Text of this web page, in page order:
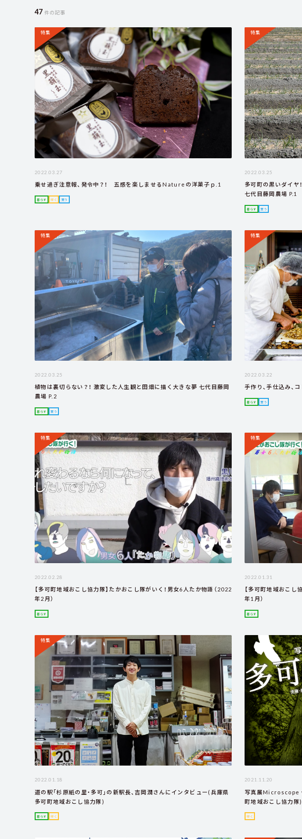
47 件の記事
特集
2022.03.27
乗せ過ぎ注意報、発令中？！ 五感を楽しませるNatureの洋菓子ｐ.1
暮らす 行く 買う
特集
2022.03.25
多可町の黒いダイヤ
七代目藤岡農場 P.1
暮らす 買う
特集
2022.03.25
植物は裏切らない？！ 激変した人生観と田畑に描く大きな夢 七代目藤岡
農場 P.2
暮らす 買う
特集
2022.03.22
手作り、手仕込み、
暮らす 買う
特集
2022.02.28
【多可町地域おこし協力隊】たかおこし隊がいく！男女6人たか物語（2022
年2月）
暮らす
特集
2022.01.31
【多可町地域おこし
年1月）
暮らす
特集
2022.01.18
道の駅「杉原紙の里・多可」の新駅長、吉岡潤さんにインタビュー(兵庫県
多可町地域おこし協力隊)
暮らす 行く
2021.11.20
写真展Microscope
町地域おこし協力隊)
行く